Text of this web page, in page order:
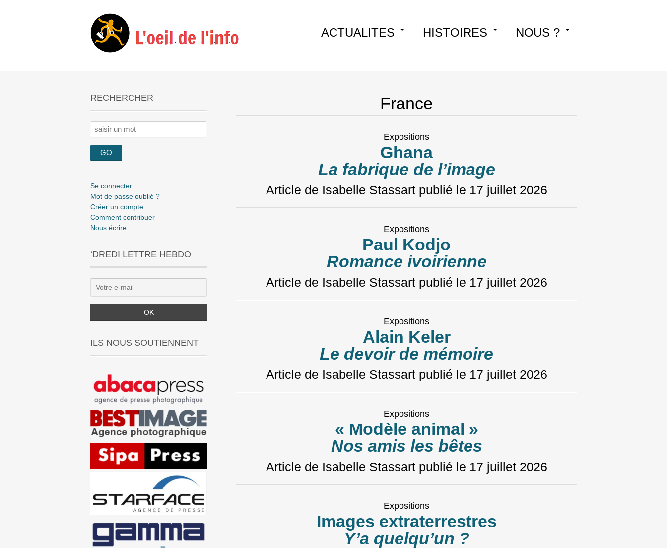
Skip
ACTUALITES HISTOIRES NOUS ?
France
Expositions
Ghana
La fabrique de l’image
Article de Isabelle Stassartpublié le 17 juillet 2026
Expositions
Paul Kodjo
Romance ivoirienne
Article de Isabelle Stassartpublié le 17 juillet 2026
Expositions
Alain Keler
Le devoir de mémoire
Article de Isabelle Stassartpublié le 17 juillet 2026
Expositions
« Modèle animal »
Nos amis les bêtes
Article de Isabelle Stassartpublié le 17 juillet 2026
Expositions
Images extraterrestres
Y’a quelqu’un ?
RECHERCHER
Rechercher :
Se connecter
Mot de passe oublié ?
Créer un compte
Comment contribuer
Nous écrire
‘DREDI LETTRE HEBDO
ILS NOUS SOUTIENNENT